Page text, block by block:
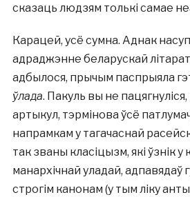
сказаць людзям толькі самае
Карацей, усё сумна. Аднак
адраджэнне беларускай
адбылося, прычым паспрыяла
ўлада. Пакуль вы не
артыкул, тэрмінова ўсё
напрамкам у тагачаснай
так званы класіцызм, які ўзнік
манархічнай уладай, адпавядаў
строгім канонам (у тым ліку